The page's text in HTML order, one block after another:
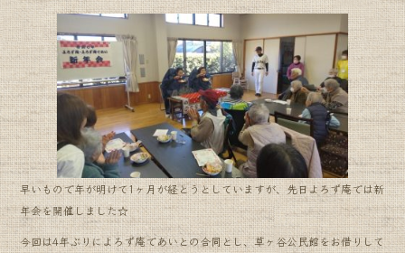
早いもので年が明けて1ヶ月が経とうとしていますが、先日よろず庵では新
年会を開催しました☆
今回は4年ぶりによろず庵であいとの合同とし、草ヶ谷公民館をお借りして